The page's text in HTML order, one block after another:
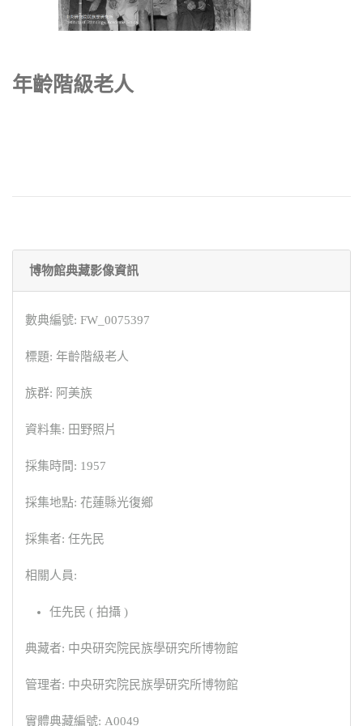
年齡階級老人
博物館典藏影像資訊
數典編號: FW_0075397
標題: 年齡階級老人
族群: 阿美族
資料集: 田野照片
採集時間: 1957
採集地點: 花蓮縣光復鄉
採集者: 任先民
相關人員:
任先民 ( 拍攝 )
典藏者: 中央研究院民族學研究所博物館
管理者: 中央研究院民族學研究所博物館
實體典藏編號: A0049